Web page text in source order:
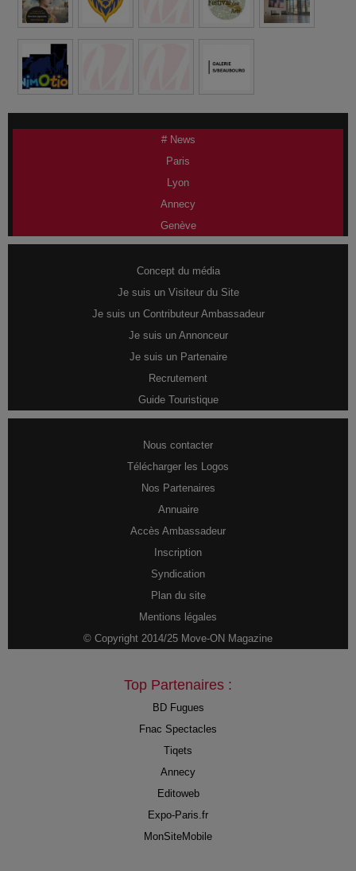
# News
Paris
Lyon
Annecy
Genève
Concept du média
Je suis un Visiteur du Site
Je suis un Contributeur Ambassadeur
Je suis un Annonceur
Je suis un Partenaire
Recrutement
Guide Touristique
Nous contacter
Télécharger les Logos
Nos Partenaires
Annuaire
Accès Ambassadeur
Inscription
Syndication
Plan du site
Mentions légales
© Copyright 2014/25 Move-ON Magazine
Top Partenaires :
BD Fugues
Fnac Spectacles
Tiqets
Annecy
Editoweb
Expo-Paris.fr
MonSiteMobile